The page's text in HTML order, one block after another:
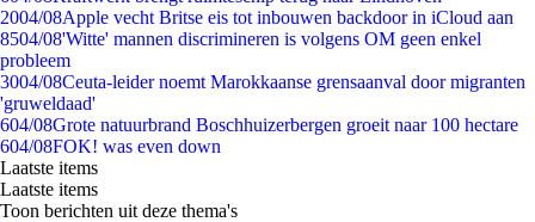
2004/08Apple vecht Britse eis tot inbouwen backdoor in iCloud aan
8504/08'Witte' mannen discrimineren is volgens OM geen enkel
probleem
3004/08Ceuta-leider noemt Marokkaanse grensaanval door migranten
'gruweldaad'
604/08Grote natuurbrand Boschhuizerbergen groeit naar 100 hectare
604/08FOK! was even down
Laatste items
Laatste items
Toon berichten uit deze thema's